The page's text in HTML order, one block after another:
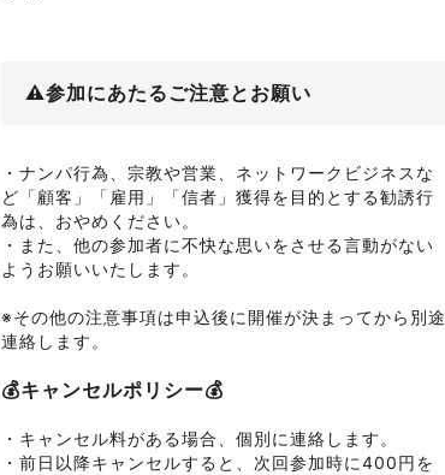
⚠️参加にあたるご注意とお願い
・ナンパ行為、宗教や営業、ネットワークビジネスな
ど「顧客」「雇用」「信者」獲得を目的とする勧誘行
為は、おやめください。
・また、他の参加者に不快な思いをさせる言動がない
ようお願いいたします。
※その他の注意事項は申込後に開催が決まってから別途
連絡します。
💰キャンセルポリシー💰
・キャンセル料がある場合、個別に連絡します。
・前日以降キャンセルすると、次回参加時に400円を